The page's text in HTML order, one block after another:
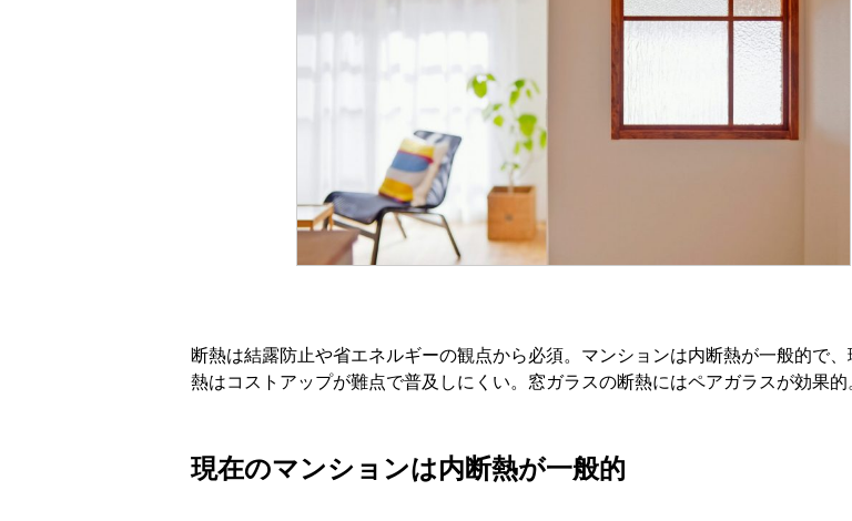
断熱は結露防止や省エネルギーの観点から必須。マンションは内断熱が一般的で
熱はコストアップが難点で普及しにくい。窓ガラスの断熱にはペアガラスが効果的
現在のマンションは内断熱が一般的